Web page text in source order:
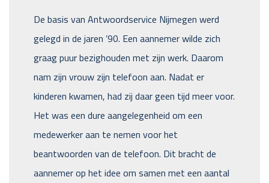
De basis van Antwoordservice Nijmegen werd
gelegd in de jaren ’90. Een aannemer wilde zich
graag puur bezighouden met zijn werk. Daarom
nam zijn vrouw zijn telefoon aan. Nadat er
kinderen kwamen, had zij daar geen tijd meer voor.
Het was een dure aangelegenheid om een
medewerker aan te nemen voor het
beantwoorden van de telefoon. Dit bracht de
aannemer op het idee om samen met een aantal